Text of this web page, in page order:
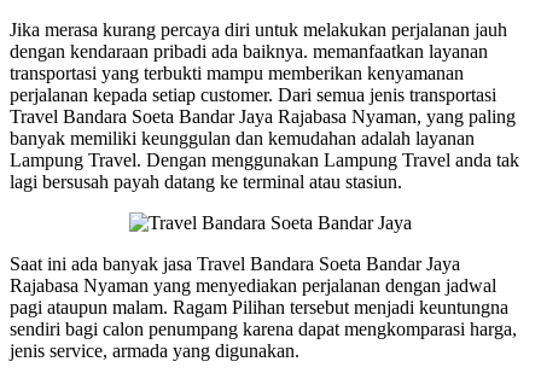
Jika merasa kurang percaya diri untuk melakukan perjalanan jauh
dengan kendaraan pribadi ada baiknya. memanfaatkan layanan
transportasi yang terbukti mampu memberikan kenyamanan
perjalanan kepada setiap customer. Dari semua jenis transportasi
Travel Bandara Soeta Bandar Jaya Rajabasa Nyaman, yang paling
banyak memiliki keunggulan dan kemudahan adalah layanan
Lampung Travel. Dengan menggunakan Lampung Travel anda tak
lagi bersusah payah datang ke terminal atau stasiun.
Saat ini ada banyak jasa Travel Bandara Soeta Bandar Jaya
Rajabasa Nyaman yang menyediakan perjalanan dengan jadwal
pagi ataupun malam. Ragam Pilihan tersebut menjadi keuntungna
sendiri bagi calon penumpang karena dapat mengkomparasi harga,
jenis service, armada yang digunakan.